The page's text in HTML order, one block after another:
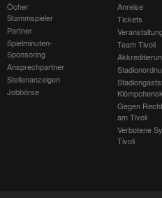
Öcher
Stammspieler
Partner
Spielminuten-
Sponsoring
Ansprechpartner
Stellenanzeigen
Jobbörse
Anreise
Tickets
Team Tivoli
Gegen
am Tivoli
Verbotene
Tivoli